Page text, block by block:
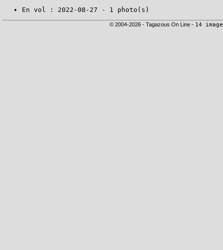
En vol : 2022-08-27 - 1 photo(s)
© 2004-2026 - Tagazous On Line - 14